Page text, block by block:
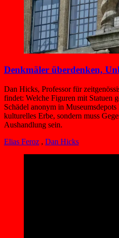
Denkmäler überdenken,
Dan Hicks, Professor für
findet: Welche Figuren mit Statuen
Schädel anonym in
kulturelles Erbe, sondern muss
Aushandlung sein.
Elias Feroz , Dan Hicks